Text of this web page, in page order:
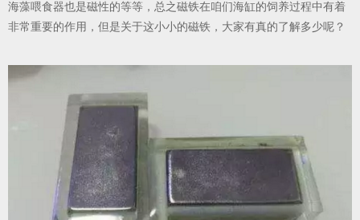
海藻喂食器也是磁性的等等，总之磁铁在咱们海缸的饲养过程中有着
非常重要的作用，但是关于这小小的磁铁，大家有真的了解多少呢？